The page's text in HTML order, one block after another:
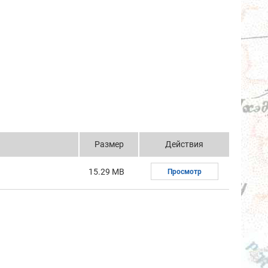
Размер Действия
15.29 MB Просмотр